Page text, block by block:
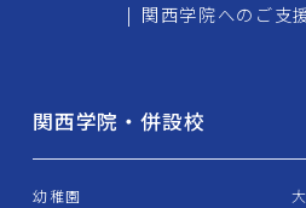
| 関西学院へのご支
関西学院・併設校
幼稚園